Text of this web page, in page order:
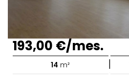
193,00 €/mes.
14 m² |